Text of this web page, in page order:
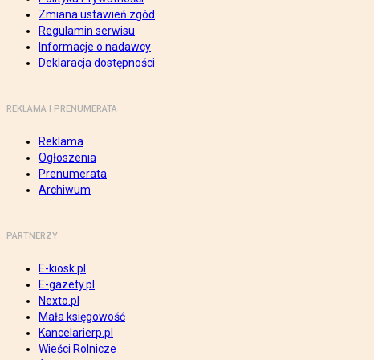
Zmiana ustawień zgód
Regulamin serwisu
Informacje o nadawcy
Deklaracja dostępności
REKLAMA I PRENUMERATA
Reklama
Ogłoszenia
Prenumerata
Archiwum
PARTNERZY
E-kiosk.pl
E-gazety.pl
Nexto.pl
Mała księgowość
Kancelarierp.pl
Wieści Rolnicze